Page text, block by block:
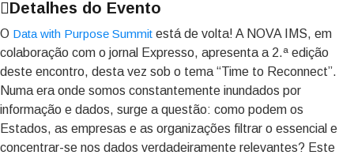
Detalhes do Evento
O Data with Purpose Summit está de volta! A NOVA IMS, em
colaboração com o jornal Expresso, apresenta a 2.ª edição
deste encontro, desta vez sob o tema “Time to Reconnect”.
Numa era onde somos constantemente inundados por
informação e dados, surge a questão: como podem os
Estados, as empresas e as organizações filtrar o essencial e
concentrar-se nos dados verdadeiramente relevantes? Este